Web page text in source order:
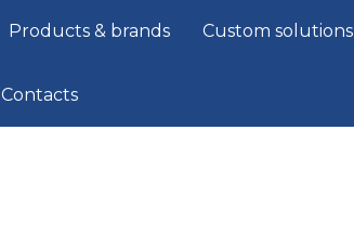
Products & brands Custom solutions
Contacts